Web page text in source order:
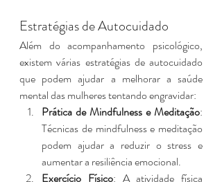
Estratégias de Autocuidado
Além do acompanhamento psicológico,
existem várias estratégias de autocuidado
que podem ajudar a melhorar a saúde
mental das mulheres tentando engravidar:
Prática de Mindfulness e Meditação:
Técnicas de mindfulness e meditação
podem ajudar a reduzir o stress e
aumentar a resiliência emocional.
Exercício Físico: A atividade física